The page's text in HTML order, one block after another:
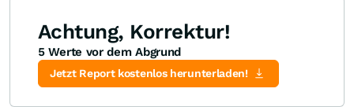
Achtung, Korrektur!
5 Werte vor dem Abgrund
Jetzt Report kostenlos herunterladen!